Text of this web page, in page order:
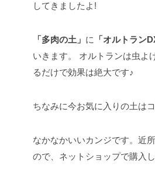
してきましたよ!
「多肉の土」 に 「オルトラン
いきます。
オルトランは虫よ
るだけで効果は絶大です♪
ちなみに今お気に入りの土は
なかなかいいカンジです。近
ので、ネットショップで購入し